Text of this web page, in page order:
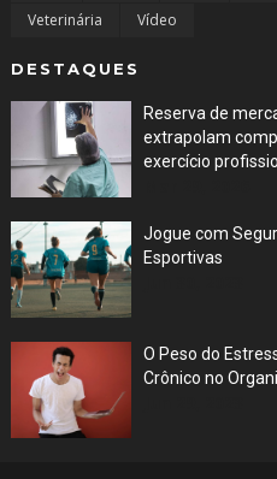
Veterinária
Vídeo
DESTAQUES
Reserva de
extrapolam
exercício
Jogue com
Esportivas
O Peso do
Crônico no